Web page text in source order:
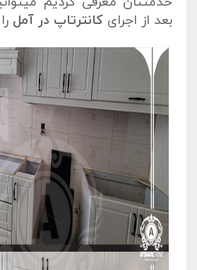
بعد از اجرای کانترتاپ در آمل